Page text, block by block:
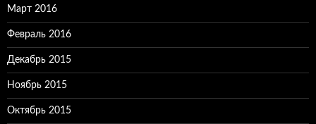
Март 2016
Февраль 2016
Декабрь 2015
Ноябрь 2015
Октябрь 2015